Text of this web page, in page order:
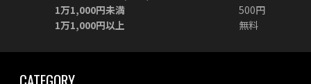
1万1,000円未満
500円
1万1,000円以上
無料